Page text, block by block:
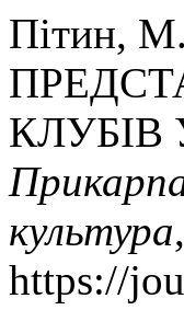
Пітин,
культура
https://